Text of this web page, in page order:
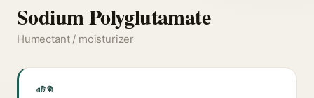
Sodium Polyglutamate
Humectant / moisturizer
এটি কী